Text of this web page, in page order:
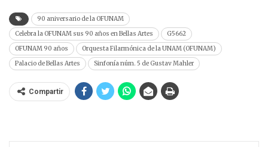
90 aniversario de la OFUNAM
Celebra la OFUNAM sus 90 años en Bellas Artes
G5662
OFUNAM 90 años
Orquesta Filarmónica de la UNAM (OFUNAM)
Palacio de Bellas Artes
Sinfonía núm. 5 de Gustav Mahler
Compartir